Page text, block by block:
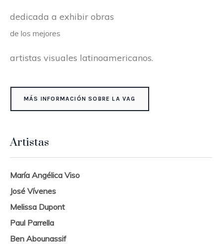
dedicada a exhibir obras
de los mejores
artistas visuales latinoamericanos.
MÁS INFORMACIÓN SOBRE LA VAG
Artistas
María Angélica Viso
José Vívenes
Melissa Dupont
Paul Parrella
Ben Abounassif